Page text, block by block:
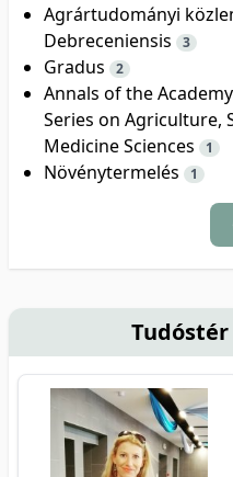
Agrártudományi
Debreceniensis
3
Gradus 2
Annals of the
Series on Agriculture,
Medicine Sciences
1
Növénytermelés 1